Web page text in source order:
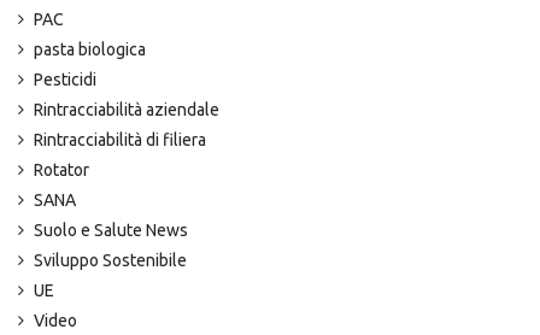
PAC
pasta biologica
Pesticidi
Rintracciabilità aziendale
Rintracciabilità di filiera
Rotator
SANA
Suolo e Salute News
Sviluppo Sostenibile
UE
Video